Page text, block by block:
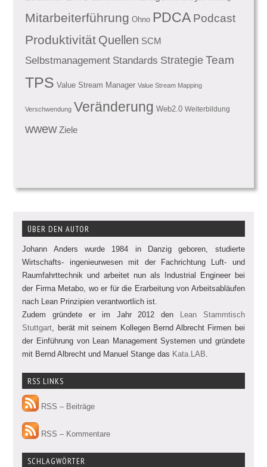
Mitarbeiterführung Ohno PDCA Podcast
Produktivität Quellen SCM
Selbstmanagement Standards Strategie Team
TPS Value Stream Manager Value Stream Mapping
Verschwendung Veränderung Web2.0 Weiterbildung
wwew Ziele
ÜBER DEN AUTOR
Johann Anders wurde 1984 in Danzig geboren, studierte
Wirtschafts- ingenieurwesen mit der Fachrichtung Luft- und
Raumfahrttechnik und arbeitet nun als Industrial Engineer bei
der Firma Metabo, wo er für die Erarbeitung von Arbeitsabläufen
nach Lean Prinzipien verantwortlich ist.
Zudem gründete er im Jahr 2012 den Lean Stammtisch
Stuttgart , berät mit seinem Kollegen Bernd Albrecht Firmen bei
der Einführung von Lean Management Systemen und gründete
mit Bernd Albrecht und Manuel Stange das Kata.LAB
RSS LINKS
RSS – Beiträge
RSS – Kommentare
SCHLAGWÖRTER